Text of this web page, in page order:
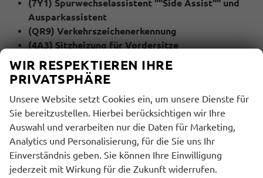
(7Y1) Spurwechselassistent ""Side Assist"" und
Ausparkassistent
(QR9) Verkehrszeichenerkennung
(4A3) Sitzheizung für Vordersitze
(1D2) Anhängevorrichtung, abnehmbar und
abschließbar
MULTIMEDIA UND KOMMUNIKATION:
(QV3) DAB+ Digitaler Radioempfang
(U9E) 2 USB-C-Schnittstellen vorn, 2 USB-C-
Ladebuchsen an der Mittelkonsole hinten,
Ladeleistung bis zu 45 W
WIR RESPEKTIEREN IHRE
PRIVATSPHÄRE
Unsere Website setzt Cookies ein, um unsere Dienste für
Sie bereitzustellen. Hierbei berücksichtigen wir Ihre
Auswahl und verarbeiten nur die Daten für Marketing,
Analytics und Personalisierung, für die Sie uns Ihr
Einverständnis geben. Sie können Ihre Einwilligung
jederzeit mit Wirkung für die Zukunft widerrufen.